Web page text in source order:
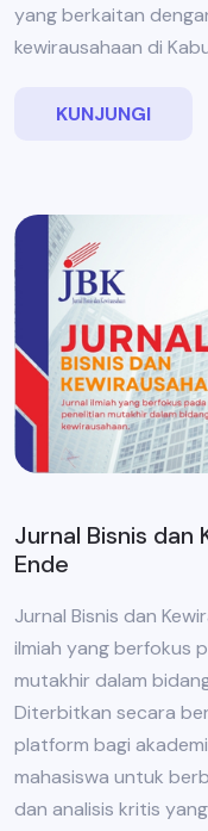
yang berkaitan
kewirausahaan di
KUNJUNGI
Jurnal Bisnis dan
Ende
Jurnal Bisnis dan
ilmiah yang berfokus
mutakhir dalam
Diterbitkan secara
platform bagi
mahasiswa untuk
dan analisis kritis